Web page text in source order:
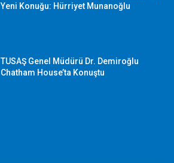
Yeni Konuğu: Hürriyet Munanoğlu
TUSAŞ Genel Müdürü Dr. Demiroğlu
Chatham House’ta Konuştu